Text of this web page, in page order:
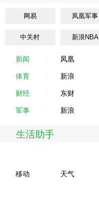
网易 凤凰军事
中关村 新浪NBA
新闻 凤凰
体育 新浪
财经 东财
军事 新浪
生活助手
移动 天气